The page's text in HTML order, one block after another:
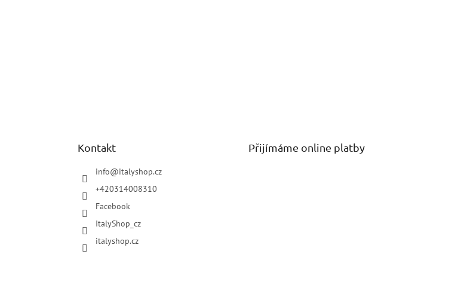
Kontakt
info@italyshop.cz
+420314008310
Facebook
ItalyShop_cz
italyshop.cz
Přijímáme online platby